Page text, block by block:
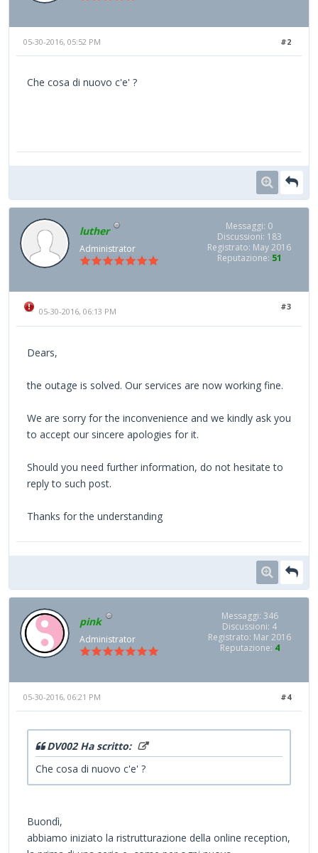
#2
05-30-2016, 05:52 PM
Che cosa di nuovo c'e' ?
luther
Administrator
Messaggi: 0
Discussioni: 183
Registrato: May 2016
Reputazione: 51
#3
05-30-2016, 06:13 PM
Dears,
the outage is solved. Our services are now working fine.
We are sorry for the inconvenience and we kindly ask you
to accept our sincere apologies for it.
Should you need further information, do not hesitate to
reply to such post.
Thanks for the understanding
pink
Administrator
Messaggi: 346
Discussioni: 4
Registrato: Mar 2016
Reputazione: 4
#4
05-30-2016, 06:21 PM
DV002 Ha scritto:
Che cosa di nuovo c'e' ?
Buondì,
abbiamo iniziato la ristrutturazione della online reception,